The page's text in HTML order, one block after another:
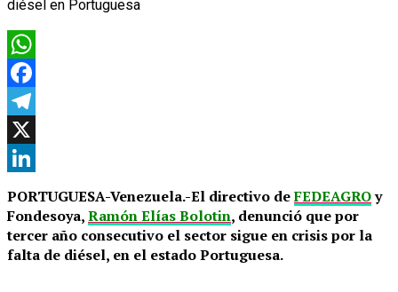
WhatsApp
Facebook
Telegram
X
PORTUGUESA-Venezuela.-El directivo deFEDEAGROy
Fondesoya,Ramón Elías Bolotin, denunció que por
tercer año consecutivo el sector sigue en crisis por la
falta de diésel, en el estado Portuguesa.